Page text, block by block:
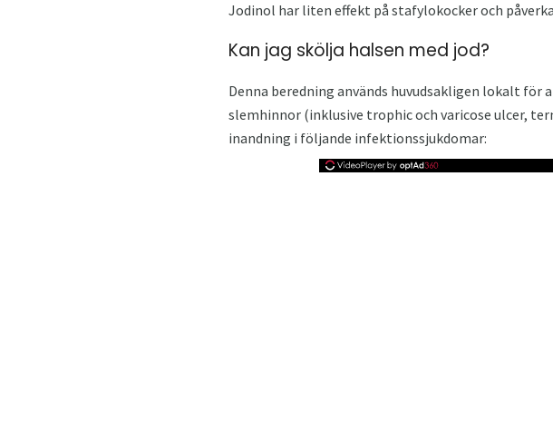
Jodinol har liten effekt på stafylokocker och
Kan jag skölja halsen med jod?
Denna beredning används huvudsakligen lokalt för
slemhinnor (inklusive trophic och varicose ulcer,
inandning i följande infektionssjukdomar: